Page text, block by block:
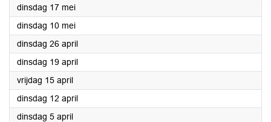
dinsdag 17 mei2022
dinsdag 10 mei2022
dinsdag 26 april2022
dinsdag 19 april2022
vrijdag 15 april2022
dinsdag 12 april2022
dinsdag 5 april2022